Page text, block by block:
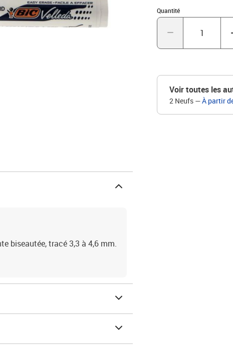
Quantité
Quantité : 1
Voir toutes les
2 Neufs —À partir
biseautée, tracé 3,3 à 4,6 mm.